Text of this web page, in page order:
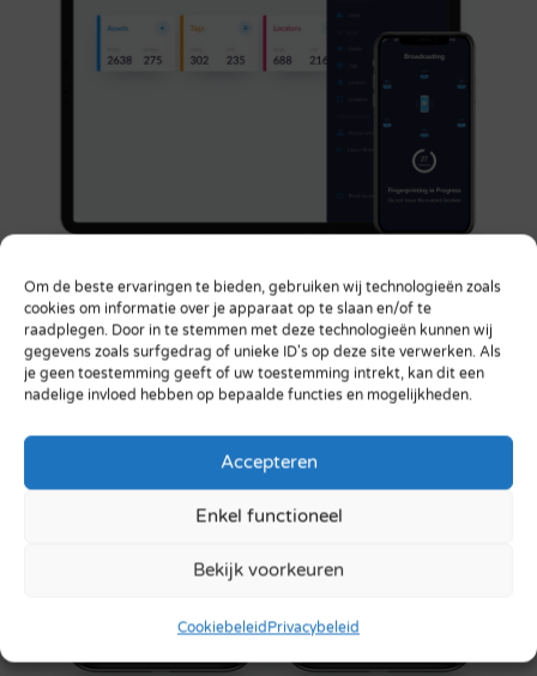
Om de beste ervaringen te bieden, gebruiken wij technologieën zoals
cookies om informatie over je apparaat op te slaan en/of te
raadplegen. Door in te stemmen met deze technologieën kunnen wij
gegevens zoals surfgedrag of unieke ID's op deze site verwerken. Als
je geen toestemming geeft of uw toestemming intrekt, kan dit een
nadelige invloed hebben op bepaalde functies en mogelijkheden.
Accepteren
Enkel functioneel
Bekijk voorkeuren
Cookiebeleid Privacybeleid